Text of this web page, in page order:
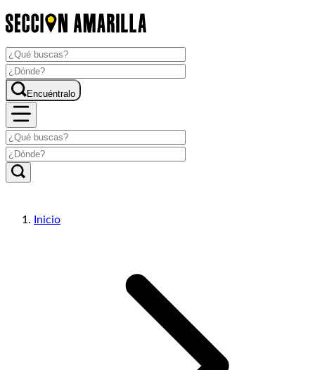
Encuéntralo
Inicio